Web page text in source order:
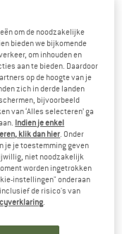
PATAGONIA
Quandary Pants
Trekkingbroek
vanaf € 69,97
5,0(2)
om de noodzakelijke
bieden we bijkomende
om inhouden en
aan te bieden. Daardoor
op de hoogte van je
zich in derde landen
bijvoorbeeld
van ‘Alles selecteren’ ga
Indien je enkel
klik dan hier . Onder
je je toestemming geven
niet noodzakelijk
worden ingetrokken
instellingen" onderaan
de risico's van